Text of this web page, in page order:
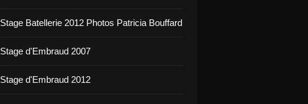
Stage Batellerie 2012 Photos Patricia Bouffard
Stage d'Embraud 2007
Stage d'Embraud 2012